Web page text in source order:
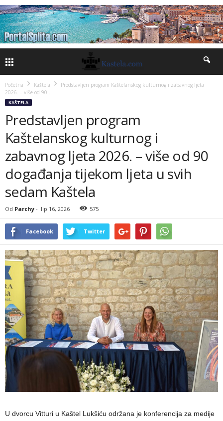
Početna Kaštela
Predstavljen program Kaštelanskog kulturnog i zabavnog ljeta
2026. – više od 90...
KAŠTELA
Predstavljen program
Kaštelanskog kulturnog i
zabavnog ljeta 2026. – više od 90
događanja tijekom ljeta u svih
sedam Kaštela
Od Parchy - lip 16, 2026 575
Facebook Twitter
U dvorcu Vitturi u Kaštel Lukšiću održana je konferencija za medije